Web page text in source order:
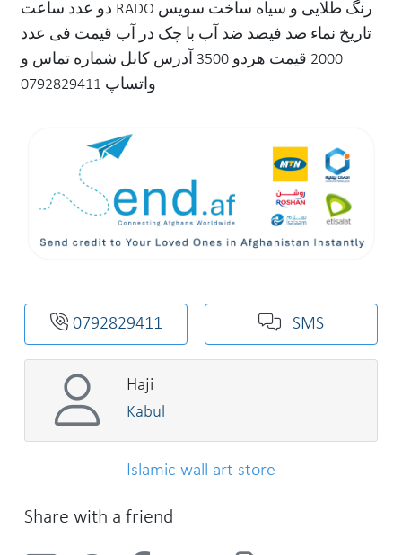
دو عدد ساعت RADO رنگ طلایی و سیاه ساخت سویس
تاریخ نماء صد فیصد ضد آب با چک در آب قیمت فی عدد
2000 قیمت هردو 3500 آدرس کابل شماره تماس و
واتساپ 0792829411
0792829411 SMS
Haji
Kabul
Islamic wall art store
Share with a friend